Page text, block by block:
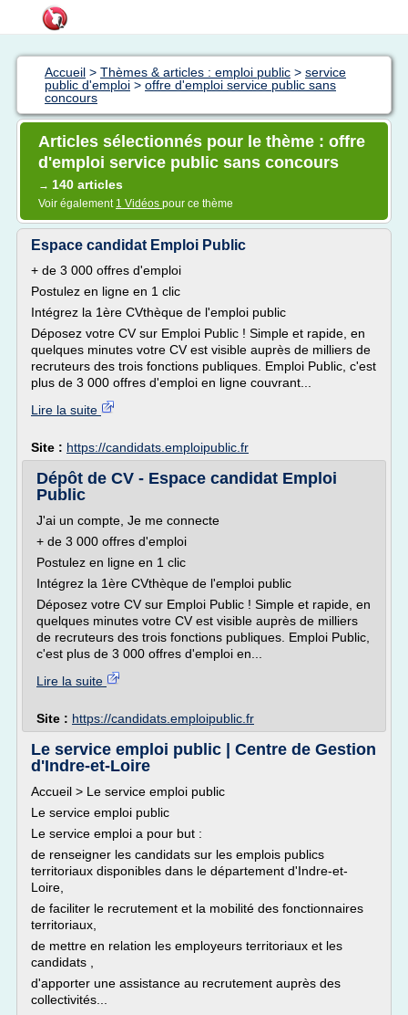
Accueil > Thèmes & articles : emploi public > service
public d'emploi > offre d'emploi service public sans
concours
Articles sélectionnés pour le thème : offre
d'emploi service public sans concours
→ 140 articles
Voir également 1 Vidéos pour ce thème
Espace candidat Emploi Public
+ de 3 000 offres d'emploi
Postulez en ligne en 1 clic
Intégrez la 1ère CVthèque de l'emploi public
Déposez votre CV sur Emploi Public ! Simple et rapide, en
quelques minutes votre CV est visible auprès de milliers de
recruteurs des trois fonctions publiques. Emploi Public, c'est
plus de 3 000 offres d'emploi en ligne couvrant...
Lire la suite
Site : https://candidats.emploipublic.fr
Dépôt de CV - Espace candidat Emploi
Public
J'ai un compte, Je me connecte
+ de 3 000 offres d'emploi
Postulez en ligne en 1 clic
Intégrez la 1ère CVthèque de l'emploi public
Déposez votre CV sur Emploi Public ! Simple et rapide, en
quelques minutes votre CV est visible auprès de milliers
de recruteurs des trois fonctions publiques. Emploi Public,
c'est plus de 3 000 offres d'emploi en...
Lire la suite
Site : https://candidats.emploipublic.fr
Le service emploi public | Centre de Gestion
d'Indre-et-Loire
Accueil > Le service emploi public
Le service emploi public
Le service emploi a pour but :
de renseigner les candidats sur les emplois publics
territoriaux disponibles dans le département d'Indre-et-
Loire,
de faciliter le recrutement et la mobilité des fonctionnaires
territoriaux,
de mettre en relation les employeurs territoriaux et les
candidats ,
d'apporter une assistance au recrutement auprès des
collectivités...